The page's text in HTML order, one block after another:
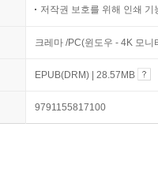
저작권 보호를 위해 인쇄 기
크레마 /PC(윈도우 - 4K 모
EPUB(DRM) | 28.57MB
9791155817100